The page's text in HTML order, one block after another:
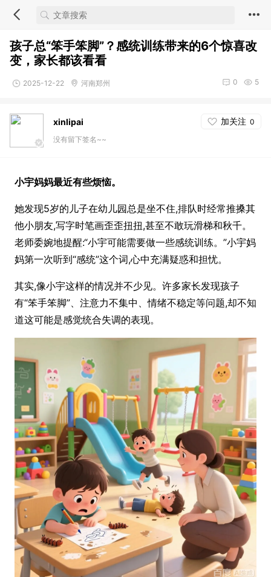
孩子总“笨手笨脚”？感统训练带来的6个惊喜改
变，家长都该看看
2025-12-22 河南郑州 5
0
xinlipai 加关注 0
没有留下签名~~
小宇妈妈最近有些烦恼。
她发现5岁的儿子在幼儿园总是坐不住,排队时经常推搡其
他小朋友,写字时笔画歪歪扭扭,甚至不敢玩滑梯和秋千。
老师委婉地提醒:“小宇可能需要做一些感统训练。”小宇妈
妈第一次听到“感统”这个词,心中充满疑惑和担忧。
其实,像小宇这样的情况并不少见。许多家长发现孩子
有“笨手笨脚”、注意力不集中、情绪不稳定等问题,却不知
道这可能是感觉统合失调的表现。